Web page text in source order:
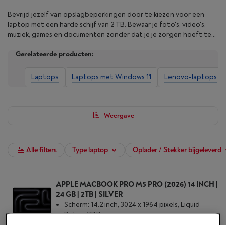
Bevrijd jezelf van opslagbeperkingen door te kiezen voor een
laptop met een harde schijf van 2 TB. Bewaar je foto's, video's,
muziek, games en documenten zonder dat je je zorgen hoeft te
videografen en al wie met grote bestanden te maken krijgt. Zo
zoekopdracht aan de hand van onze filters en koop nu je 2TB-
laptop bij Vanden Borre.
Gerelateerde producten:
Laptops Laptops met Windows 11 Lenovo-laptops
Weergave
Alle filters Type laptop Oplader / Stekker bijgeleverd
APPLE MACBOOK PRO M5 PRO (2026) 14 INCH |
24 GB | 2TB | SILVER
Scherm: 14.2 inch, 3024 x 1964 pixels, Liquid
Retina XDR